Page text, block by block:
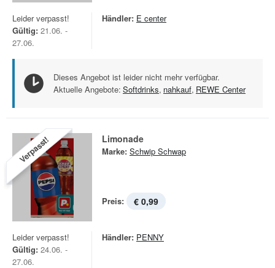
Leider verpasst!
Gültig: 21.06. -
27.06.
Händler: E center
Dieses Angebot ist leider nicht mehr verfügbar.
Aktuelle Angebote: Softdrinks, nahkauf, REWE Center
Verpasst! Limonade
Marke: Schwip Schwap
Preis: € 0,99
Leider verpasst!
Gültig: 24.06. -
27.06.
Händler: PENNY